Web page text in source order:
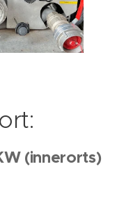
(innerorts)